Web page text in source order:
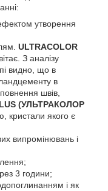
утворення
ULTRACOLOR
З аналізу
видно, що в
в
швів,
(УЛЬТРАКОЛОР
кристали якого є
випромінювань і
3 години;
і як